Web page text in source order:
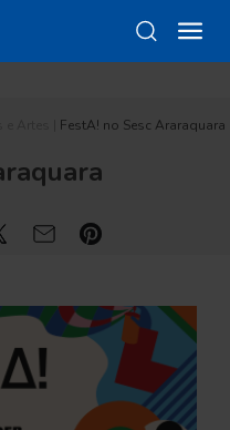
FestA! no Sesc Araraquara